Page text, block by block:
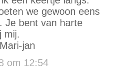
we gewoon eens
Je bent van harte
mij.
jan
om 12:54